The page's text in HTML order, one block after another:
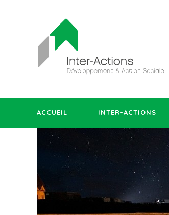
ACCUEIL INTER-ACTIONS